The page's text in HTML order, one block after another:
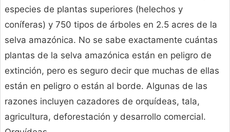
especies de plantas superiores (helechos y
coníferas) y 750 tipos de árboles en 2.5 acres de la
selva amazónica. No se sabe exactamente cuántas
plantas de la selva amazónica están en peligro de
extinción, pero es seguro decir que muchas de ellas
están en peligro o están al borde. Algunas de las
razones incluyen cazadores de orquídeas, tala,
agricultura, deforestación y desarrollo comercial.